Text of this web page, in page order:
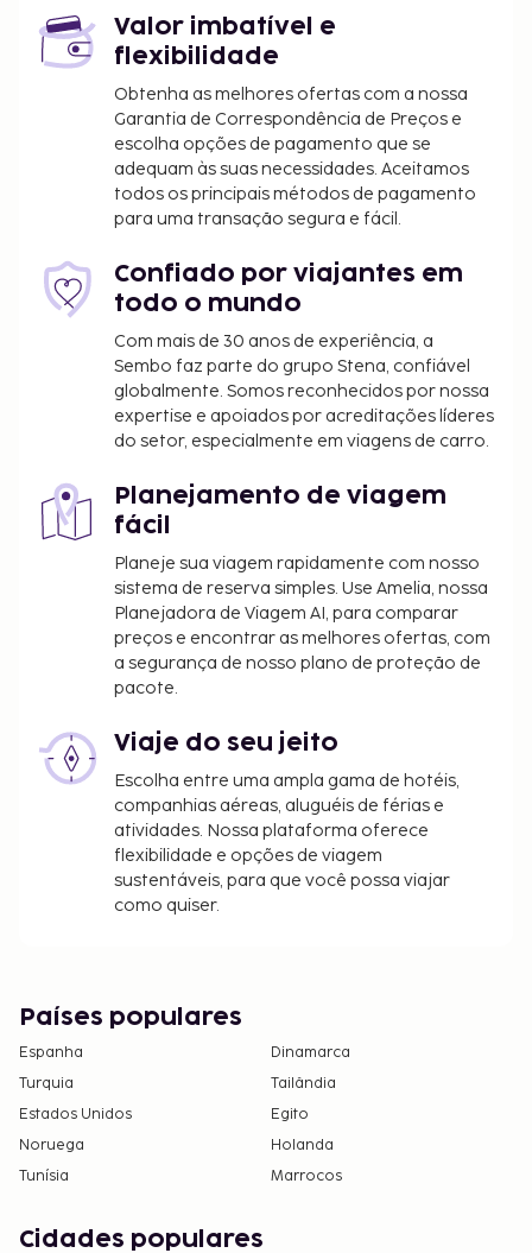
Valor imbatível e
flexibilidade
Obtenha as melhores ofertas com a nossa
Garantia de Correspondência de Preços e
escolha opções de pagamento que se
adequam às suas necessidades. Aceitamos
todos os principais métodos de pagamento
para uma transação segura e fácil.
Confiado por viajantes em
todo o mundo
Com mais de 30 anos de experiência, a
Sembo faz parte do grupo Stena, confiável
globalmente. Somos reconhecidos por nossa
expertise e apoiados por acreditações líderes
do setor, especialmente em viagens de carro.
Planejamento de viagem
fácil
Planeje sua viagem rapidamente com nosso
sistema de reserva simples. Use Amelia, nossa
Planejadora de Viagem AI, para comparar
preços e encontrar as melhores ofertas, com
a segurança de nosso plano de proteção de
pacote.
Viaje do seu jeito
Escolha entre uma ampla gama de hotéis,
companhias aéreas, aluguéis de férias e
atividades. Nossa plataforma oferece
flexibilidade e opções de viagem
sustentáveis, para que você possa viajar
como quiser.
Países populares
Espanha
Dinamarca
Turquia
Tailândia
Estados Unidos
Egito
Noruega
Holanda
Tunísia
Marrocos
Cidades populares